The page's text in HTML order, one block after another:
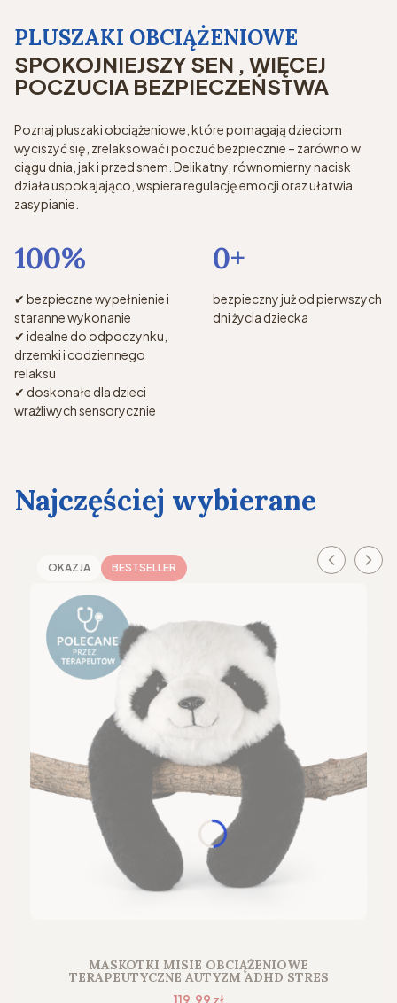
PLUSZAKI OBCIĄŻENIOWE
SPOKOJNIEJSZY SEN , WIĘCEJ
POCZUCIA BEZPIECZEŃSTWA
Poznaj pluszaki obciążeniowe, które pomagają dzieciom
wyciszyć się, zrelaksować i poczuć bezpiecznie – zarówno w
ciągu dnia, jak i przed snem. Delikatny, równomierny nacisk
działa uspokajająco, wspiera regulację emocji oraz ułatwia
zasypianie.
100%
✔ bezpieczne wypełnienie i
staranne wykonanie
✔ idealne do odpoczynku,
drzemki i codziennego
relaksu
✔ doskonałe dla dzieci
wrażliwych sensorycznie
0+
bezpieczny już od pierwszych
dni życia dziecka
Najczęściej wybierane
OKAZJA BESTSELLER
MASKOTKI MISIE OBCIĄŻENIOWE
TERAPEUTYCZNE AUTYZM ADHD STRES
Cena promocyjna
119,99 zł